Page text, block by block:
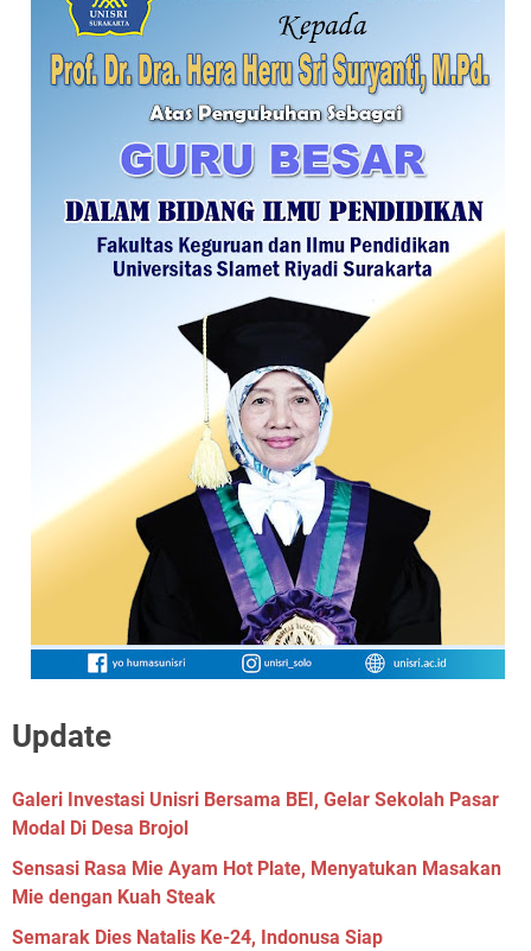
Update
Galeri Investasi Unisri Bersama BEI, Gelar Sekolah Pasar
Modal Di Desa Brojol
Sensasi Rasa Mie Ayam Hot Plate, Menyatukan Masakan
Mie dengan Kuah Steak
Semarak Dies Natalis Ke-24, Indonusa Siap